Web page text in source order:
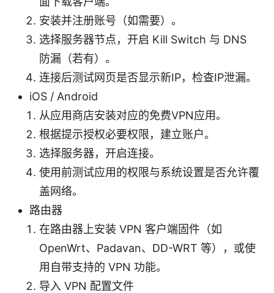
安装并注册账号（如需要）。
选择服务器节点，开启 Kill Switch 与 DNS
防漏（若有）。
连接后测试网页是否显示新IP，检查IP泄漏。
iOS / Android
从应用商店安装对应的免费VPN应用。
根据提示授权必要权限，建立账户。
选择服务器，开启连接。
使用前测试应用的权限与系统设置是否允许覆
盖网络。
路由器
在路由器上安装 VPN 客户端固件（如
OpenWrt、Padavan、DD-WRT 等），或使
用自带支持的 VPN 功能。
导入 VPN 配置文件